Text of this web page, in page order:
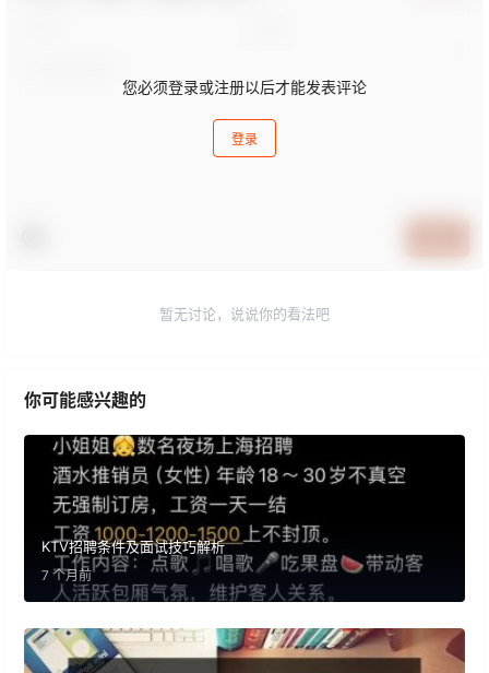
您必须登录或注册以后才能发表评论
登录
暂无讨论，说说你的看法吧
你可能感兴趣的
KTV招聘条件及面试技巧解析
7 个月前